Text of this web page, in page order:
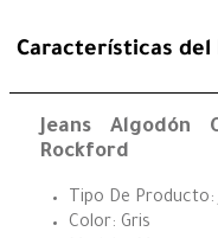
Características del
Jeans Algodón
Rockford
Tipo De Producto:
Color: Gris